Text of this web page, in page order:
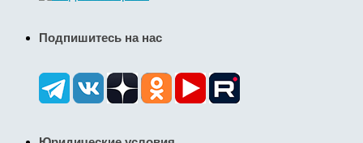
Подпишитесь на нас